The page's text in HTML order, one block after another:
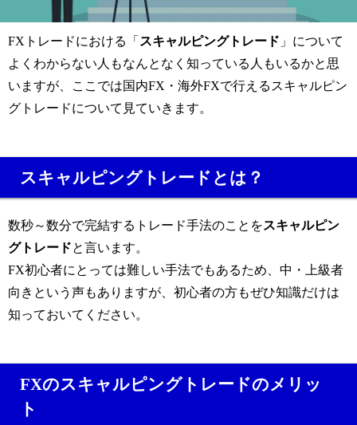
FXトレードにおける「 スキャルピングトレード 」について
よくわからない人もなんとなく知っている人もいるかと思
いますが、ここでは国内FX・海外FXで行えるスキャルピン
グトレードについて見ていきます。
スキャルピングトレードとは？
数秒～数分で完結するトレード手法のことをスキャルピン
グトレードと言います。
FX初心者にとっては難しい手法でもあるため、中・上級者
向きという声もありますが、初心者の方もぜひ知識だけは
知っておいてください。
FXのスキャルピングトレードのメリッ
ト